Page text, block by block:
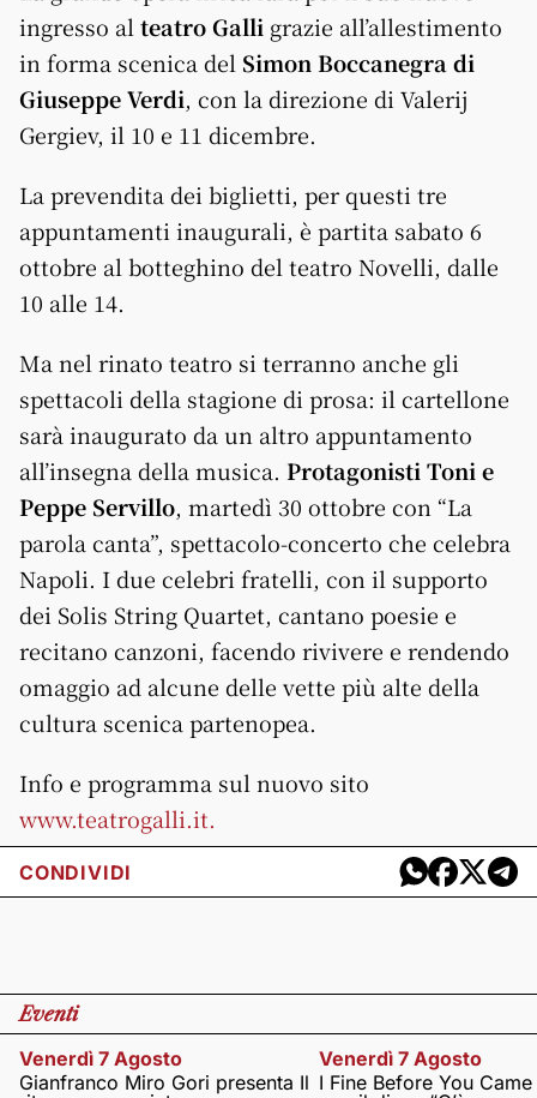
ingresso alteatro Galli grazie all’allestimento
in forma scenica del Simon Boccanegra di
Giuseppe Verdi, con la direzione di Valerij
Gergiev, il 10 e 11 dicembre.
La prevendita dei biglietti, per questi tre
appuntamenti inaugurali, è partita sabato 6
ottobre al botteghino del teatro Novelli, dalle
10 alle 14.
Ma nel rinato teatro si terranno anche gli
spettacoli della stagione di prosa: il cartellone
sarà inaugurato da un altro appuntamento
all’insegna della musica. Protagonisti Toni e
Peppe Servillo, martedì 30 ottobre con “La
parola canta”, spettacolo-concerto che celebra
Napoli. I due celebri fratelli, con il supporto
dei Solis String Quartet, cantano poesie e
recitano canzoni, facendo rivivere e rendendo
omaggio ad alcune delle vette più alte della
cultura scenica partenopea.
Info e programma sul nuovo sito
www.teatrogalli.it.
CONDIVIDI
Eventi
Venerdì 7 Agosto
Gianfranco Miro Gori presenta Il
Venerdì 7 Agosto
I Fine Before You